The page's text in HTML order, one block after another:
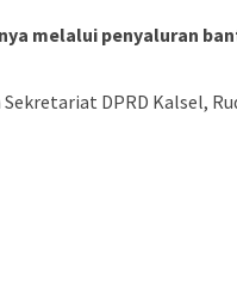
melalui penyaluran
DPRD Kalsel,